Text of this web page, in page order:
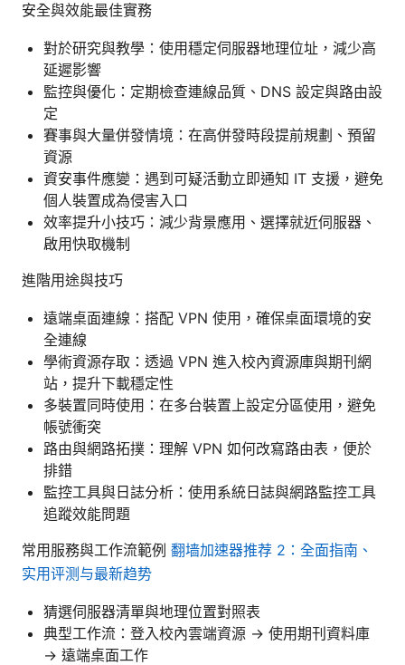
安全與效能最佳實務
對於研究與教學：使用穩定伺服器地理位址，減少高
延遲影響
監控與優化：定期檢查連線品質、DNS 設定與路由設
定
賽事與大量併發情境：在高併發時段提前規劃、預留
資源
資安事件應變：遇到可疑活動立即通知 IT 支援，避免
個人裝置成為侵害入口
效率提升小技巧：減少背景應用、選擇就近伺服器、
啟用快取機制
進階用途與技巧
遠端桌面連線：搭配 VPN 使用，確保桌面環境的安
全連線
學術資源存取：透過 VPN 進入校內資源庫與期刊網
站，提升下載穩定性
多裝置同時使用：在多台裝置上設定分區使用，避免
帳號衝突
路由與網路拓撲：理解 VPN 如何改寫路由表，便於
排錯
監控工具與日誌分析：使用系統日誌與網路監控工具
追蹤效能問題
常用服務與工作流範例 翻墙加速器推荐 2：全面指南、
实用评测与最新趋势
猜選伺服器清單與地理位置對照表
典型工作流：登入校內雲端資源 → 使用期刊資料庫
→ 遠端桌面工作